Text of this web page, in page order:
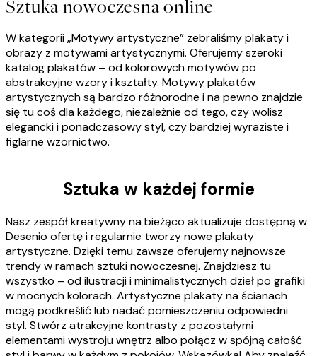
Sztuka nowoczesna online
W kategorii „Motywy artystyczne” zebraliśmy plakaty i
obrazy z motywami artystycznymi. Oferujemy szeroki
katalog plakatów – od kolorowych motywów po
abstrakcyjne wzory i kształty. Motywy plakatów
artystycznych są bardzo różnorodne i na pewno znajdzie
się tu coś dla każdego, niezależnie od tego, czy wolisz
elegancki i ponadczasowy styl, czy bardziej wyraziste i
figlarne wzornictwo.
Sztuka w każdej formie
Nasz zespół kreatywny na bieżąco aktualizuje dostępną w
Desenio ofertę i regularnie tworzy nowe plakaty
artystyczne. Dzięki temu zawsze oferujemy najnowsze
trendy w ramach sztuki nowoczesnej. Znajdziesz tu
wszystko – od ilustracji i minimalistycznych dzieł po grafiki
w mocnych kolorach. Artystyczne plakaty na ścianach
mogą podkreślić lub nadać pomieszczeniu odpowiedni
styl. Stwórz atrakcyjne kontrasty z pozostałymi
elementami wystroju wnętrz albo połącz w spójną całość